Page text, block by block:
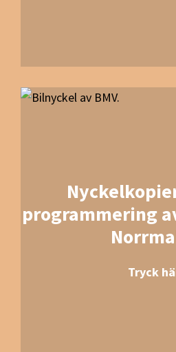
programmering
Tryck